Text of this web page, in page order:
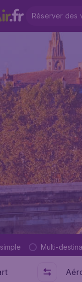
Réserver des
Multi-
Où